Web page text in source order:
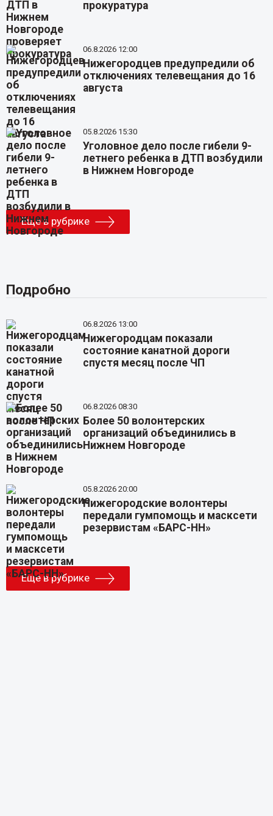
прокуратура
06.8.2026 12:00
Нижегородцев предупредили об
отключениях телевещания до 16
августа
05.8.2026 15:30
Уголовное дело после гибели 9-
летнего ребенка в ДТП возбудили
в Нижнем Новгороде
Еще в рубрике
Подробно
06.8.2026 13:00
Нижегородцам показали
состояние канатной дороги
спустя месяц после ЧП
06.8.2026 08:30
Более 50 волонтерских
организаций объединились в
Нижнем Новгороде
05.8.2026 20:00
Нижегородские волонтеры
передали гумпомощь и масксети
резервистам «БАРС-НН»
Еще в рубрике